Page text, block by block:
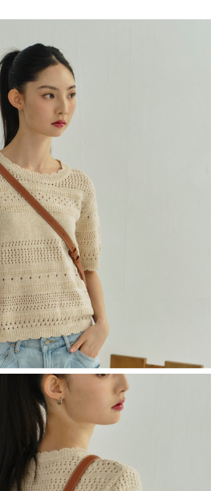
用他人資訊註冊。若發現惡意使用之情形，